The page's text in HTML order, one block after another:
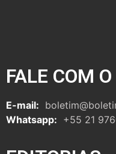
FALE COM
E-mail:
Whatsapp: +55 21